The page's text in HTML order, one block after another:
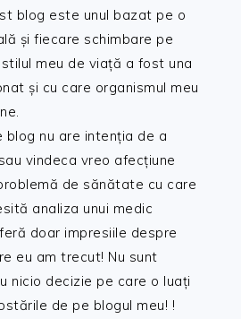
blog este unul bazat pe o
și fiecare schimbare pe
meu de viață a fost una
și cu care organismul meu
blog nu are intenția de a
vindeca vreo afecțiune
de sănătate cu care
analiza unui medic
doar impresiile despre
eu am trecut! Nu sunt
nicio decizie pe care o luați
de pe blogul meu! !